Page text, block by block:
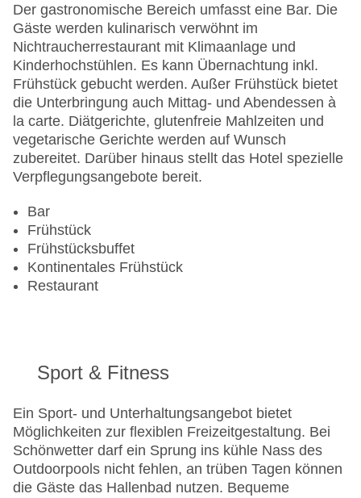
Zimmerservice: gegen Gebühr
Sonnenterrasse
Gesamtanzahl der Stockwerke: 5
Gesamtanzahl der Zimmer: 128
Pools:Indoor Pool, Outdoor Pool, Liegen am Pool
Zahlungsarten: American Express, EC Maestro,
Mastercard, Visa
Landeskategorie: 4 Sterne
Der gastronomische Bereich umfasst eine Bar. Die
Gäste werden kulinarisch verwöhnt im
Nichtraucherrestaurant mit Klimaanlage und
Kinderhochstühlen. Es kann Übernachtung inkl.
Frühstück gebucht werden. Außer Frühstück bietet
die Unterbringung auch Mittag- und Abendessen à
la carte. Diätgerichte, glutenfreie Mahlzeiten und
vegetarische Gerichte werden auf Wunsch
zubereitet. Darüber hinaus stellt das Hotel spezielle
Verpflegungsangebote bereit.
Bar
Frühstück
Frühstücksbuffet
Kontinentales Frühstück
Restaurant
Sport & Fitness
Ein Sport- und Unterhaltungsangebot bietet
Möglichkeiten zur flexiblen Freizeitgestaltung. Bei
Schönwetter darf ein Sprung ins kühle Nass des
Outdoorpools nicht fehlen, an trüben Tagen können
die Gäste das Hallenbad nutzen. Bequeme